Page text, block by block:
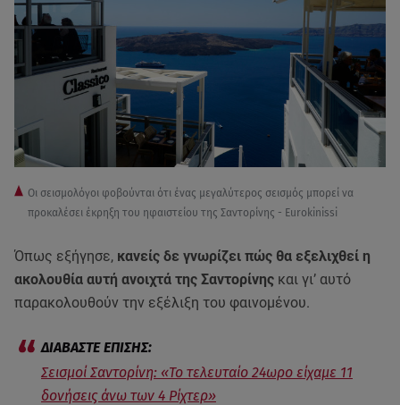
Οι σεισμολόγοι φοβούνται ότι ένας μεγαλύτερος σεισμός μπορεί να
προκαλέσει έκρηξη του ηφαιστείου της Σαντορίνης - Eurokinissi
Όπως εξήγησε, κανείς δε γνωρίζει πώς θα εξελιχθεί η
ακολουθία αυτή ανοιχτά της Σαντορίνης και γι’ αυτό
παρακολουθούν την εξέλιξη του φαινομένου.
Σεισμοί Σαντορίνη: «Το τελευταίο 24ωρο είχαμε 11
δονήσεις άνω των 4 Ρίχτερ»